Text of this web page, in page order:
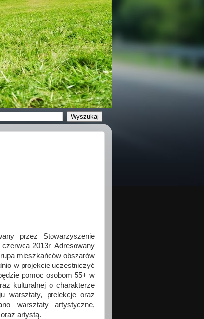
przez Stowarzyszenie
2013r. Adresowany
mieszkańców obszarów
w projekcie uczestniczyć
pomoc osobom 55+ w
kulturalnej o charakterze
warsztaty, prelekcje oraz
warsztaty artystyczne,
artystą.